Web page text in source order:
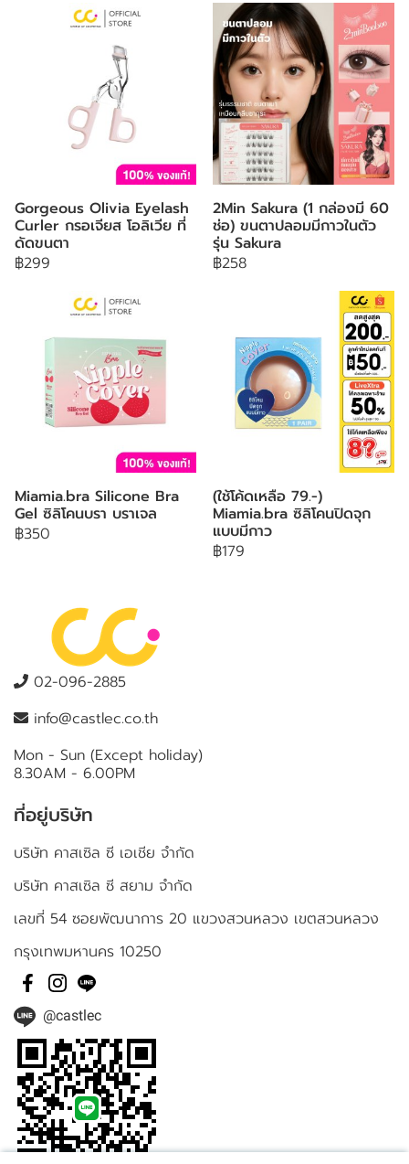
Gorgeous Olivia Eyelash
Curler กรอเจียส โอลิเวีย ที่
ดัดขนตา
฿299
2Min Sakura (1 กล่องมี 60
ช่อ) ขนตาปลอมมีกาวในตัว
รุ่น Sakura
฿258
Miamia.bra Silicone Bra
Gel ซิลิโคนบรา บราเจล
฿350
(ใช้โค้ดเหลือ 79.-)
Miamia.bra ซิลิโคนปิดจุก
แบบมีกาว
฿179
02-096-2885
info@castlec.co.th
Mon - Sun (Except holiday)
8.30AM - 6.00PM
ที่อยู่บริษัท
บริษัท คาสเซิล ซี เอเชีย จำกัด
บริษัท คาสเซิล ซี สยาม จำกัด
เลขที่ 54 ซอยพัฒนาการ 20 แขวงสวนหลวง เขตสวนหลวง
กรุงเทพมหานคร 10250
@castlec